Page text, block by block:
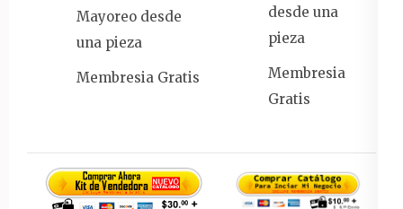
Mayoreo desde
una pieza
Membresia Gratis
desde una
pieza
Membresia
Gratis